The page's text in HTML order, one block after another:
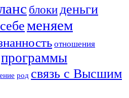
блокиденьги
меняем
отношения
программы
род связь с Высшим